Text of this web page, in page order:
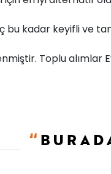
kadar keyifli ve
Toplu